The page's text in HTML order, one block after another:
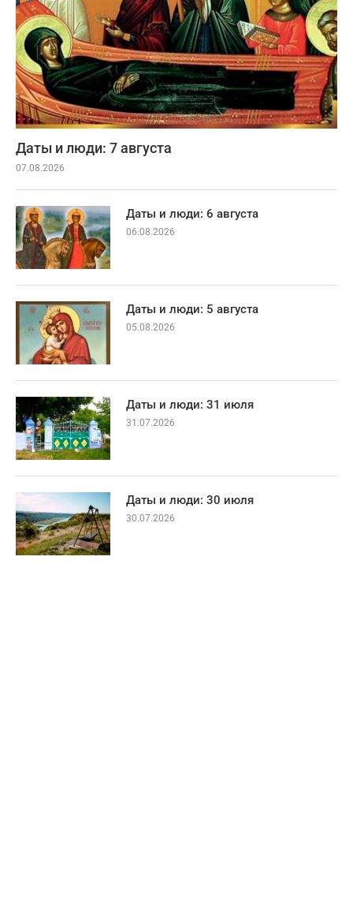
Даты и люди: 7 августа
07.08.2026
Даты и люди: 6 августа
06.08.2026
Даты и люди: 5 августа
05.08.2026
Даты и люди: 31 июля
31.07.2026
Даты и люди: 30 июля
30.07.2026